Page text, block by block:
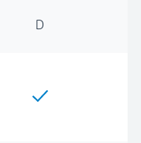
D